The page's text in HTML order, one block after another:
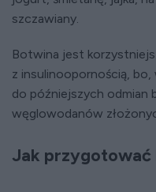
szczawiany.
Botwina jest
z insulinoopornością,
do późniejszych odmian
węglowodanów
Jak przygotować